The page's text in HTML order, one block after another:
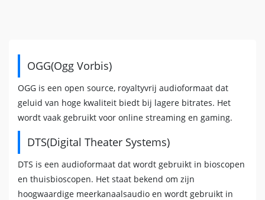
OGG(Ogg Vorbis)
OGG is een open source, royaltyvrij audioformaat dat
geluid van hoge kwaliteit biedt bij lagere bitrates. Het
wordt vaak gebruikt voor online streaming en gaming.
DTS(Digital Theater Systems)
DTS is een audioformaat dat wordt gebruikt in bioscopen
en thuisbioscopen. Het staat bekend om zijn
hoogwaardige meerkanaalsaudio en wordt gebruikt in